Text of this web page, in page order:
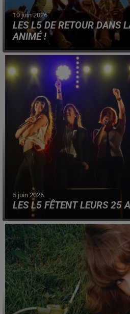
10 juin 2026
LES L5 DE RETOUR DANS
ANIMÉ !
Le girls band des années 2000
occasion particulière et dévoile
5 juin 2026
LES L5 FÊTENT LEURS 25
Le groupe féminin ont remporté
l'émission Popstars, en 2001, sur